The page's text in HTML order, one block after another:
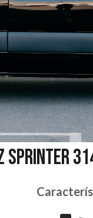
SPRINTER